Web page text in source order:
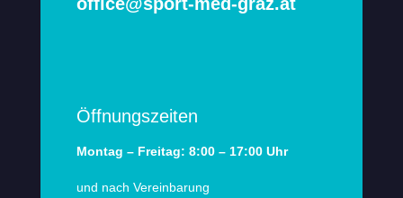
Öffnungszeiten
Montag – Freitag: 8:00 – 17:00 Uhr
und nach Vereinbarung